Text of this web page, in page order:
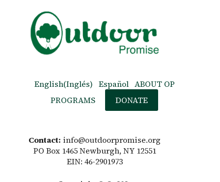
English(Inglés) Español ABOUT OP
PROGRAMS
DONATE
Contact: info@outdoorpromise.org
PO Box 1465 Newburgh, NY 12551
EIN: 46-2901973